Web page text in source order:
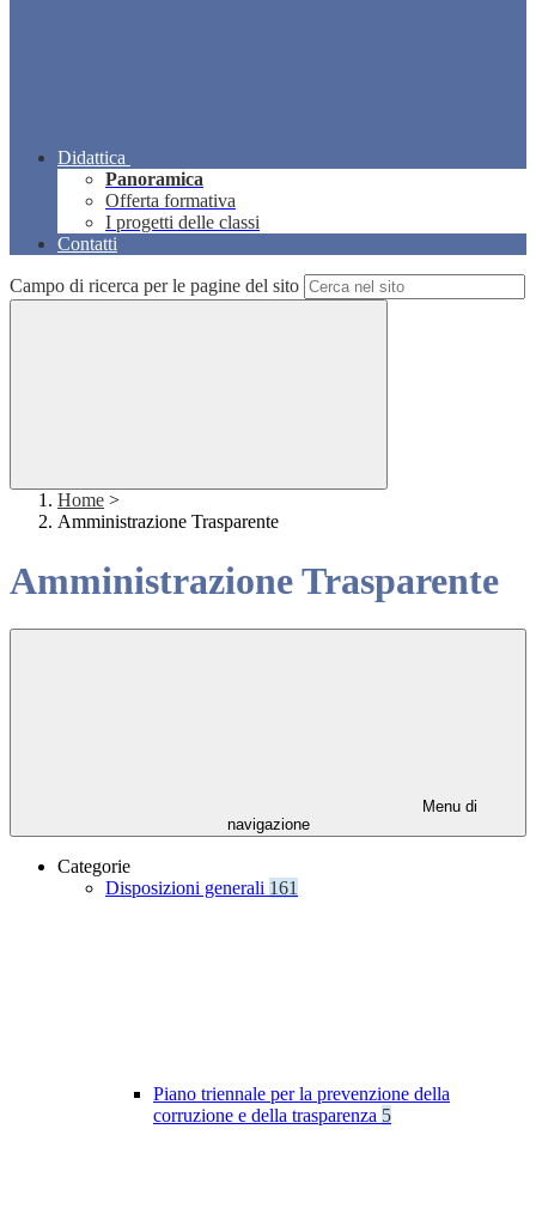
Didattica
Panoramica
Offerta formativa
I progetti delle classi
Contatti
Campo di ricerca per le pagine del sito
Home >
Amministrazione Trasparente
Amministrazione Trasparente
Menu di
navigazione
Categorie
Disposizioni generali 161
Piano triennale per la prevenzione della
corruzione e della trasparenza 5